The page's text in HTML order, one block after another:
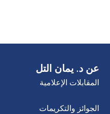
عن د. يمان التل
المقابلات الإعلامية
الجوائز والتكريمات